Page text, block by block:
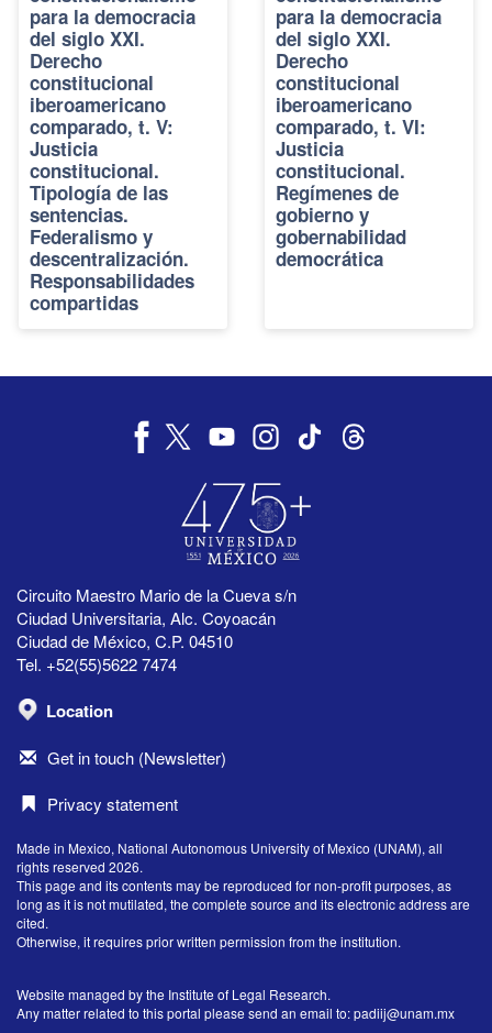
para la democracia
del siglo XXI.
Derecho
constitucional
iberoamericano
comparado, t. V:
Justicia
constitucional.
Tipología de las
sentencias.
Federalismo y
descentralización.
Responsabilidades
compartidas
para la democracia
del siglo XXI.
Derecho
constitucional
iberoamericano
comparado, t. VI:
Justicia
constitucional.
Regímenes de
gobierno y
gobernabilidad
democrática
Circuito Maestro Mario de la Cueva s/n
Ciudad Universitaria, Alc. Coyoacán
Ciudad de México, C.P. 04510
Tel. +52(55)5622 7474
Location
Get in touch (Newsletter)
Privacy statement
Made in Mexico, National Autonomous University of Mexico (UNAM), all
rights reserved 2026.
This page and its contents may be reproduced for non-profit purposes, as
long as it is not mutilated, the complete source and its electronic address are
cited.
Otherwise, it requires prior written permission from the institution.
Website managed by the Institute of Legal Research.
Any matter related to this portal please send an email to:padiij@unam.mx